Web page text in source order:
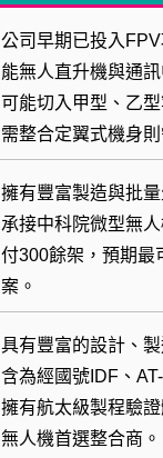
公司早期已投入 FPV
能無人直升機與通
可能切入甲型、乙
需整合定翼式機身則
擁有豐富製造與批
承接中科院微型無
付300餘架，預期最
案。
具有豐富的設計、
含為經國號 IDF 、
擁有航太級製程驗
無人機首選整合商。